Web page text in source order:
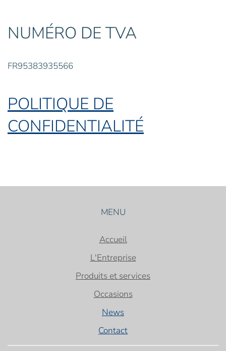
NUMÉRO DE TVA
FR95383935566
POLITIQUE DE
CONFIDENTIALITÉ
MENU
Accueil
L'Entreprise
Produits et services
Occasions
News
Contact